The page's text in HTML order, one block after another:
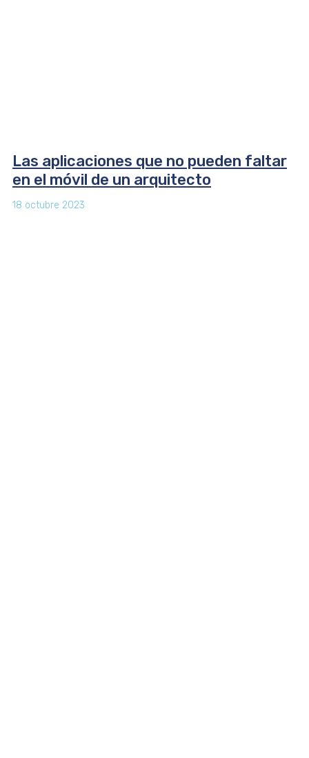
Las aplicaciones que no pueden faltar
en el móvil de un arquitecto
18 octubre 2023